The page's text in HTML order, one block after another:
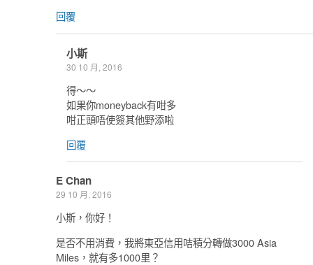
回覆
小斯
30 10 月, 2016
得～～
如果你moneyback有咁多
咁正頭唔使簽其他野添啦
回覆
E Chan
29 10 月, 2016
小斯，你好！
是否不用消費，我將東亞信用咭積分轉做3000 Asia
Miles，就有多1000里？